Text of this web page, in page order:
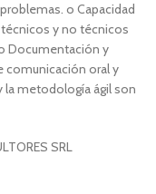
o Capacidad
y no técnicos
Documentación y
comunicación oral y
la metodología ágil son
SRL